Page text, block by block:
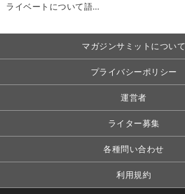
ライベートについて語…
マガジンサミットについて
プライバシーポリシー
運営者
ライター募集
各種問い合わせ
利用規約